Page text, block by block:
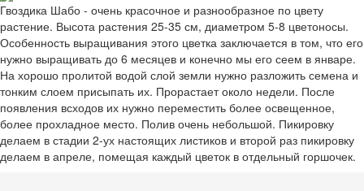
Гвоздика Шабо - очень красочное и разнообразное по цвету
растение. Высота растения 25-35 см, диаметром 5-8 цветоносы.
Особенность выращивания этого цветка заключается в том, что его
нужно выращивать до 6 месяцев и конечно мы его сеем в январе.
На хорошо пролитой водой слой земли нужно разложить семена и
тонким слоем присыпать их. Прорастает около недели. После
появления всходов их нужно переместить более освещенное,
более прохладное место. Полив очень небольшой. Пикировку
делаем в стадии 2-ух настоящих листиков и второй раз пикировку
делаем в апреле, помещая каждый цветок в отдельный горшочек.